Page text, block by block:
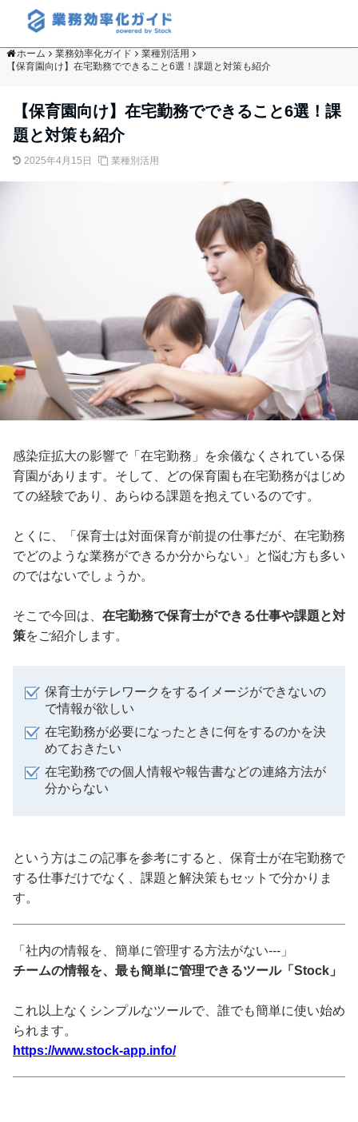
ホーム 業務効率化ガイド
業種別活用
【保育園向け】在宅勤務でできること6選！課題と対策も紹介
【保育園向け】在宅勤務でできること6選！課
題と対策も紹介
2025年4月15日 業種別活用
感染症拡大の影響で「在宅勤務」を余儀なくされている保
育園があります。そして、どの保育園も在宅勤務がはじめ
ての経験であり、あらゆる課題を抱えているのです。
とくに、「保育士は対面保育が前提の仕事だが、在宅勤務
でどのような業務ができるか分からない」と悩む方も多い
のではないでしょうか。
そこで今回は、 在宅勤務で保育士ができる仕事や課題と対
策をご紹介します。
保育士がテレワークをするイメージができないの
で情報が欲しい
在宅勤務が必要になったときに何をするのかを決
めておきたい
在宅勤務での個人情報や報告書などの連絡方法が
分からない
という方はこの記事を参考にすると、保育士が在宅勤務で
する仕事だけでなく、課題と解決策もセットで分かりま
す。
「社内の情報を、簡単に管理する方法がない---」
チームの情報を、最も簡単に管理できるツール「Stock」
これ以上なくシンプルなツールで、誰でも簡単に使い始め
られます。
https://www.stock-app.info/